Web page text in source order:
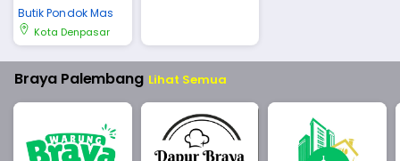
Butik Pondok Mas
Kota Denpasar
Braya Palembang Lihat Semua